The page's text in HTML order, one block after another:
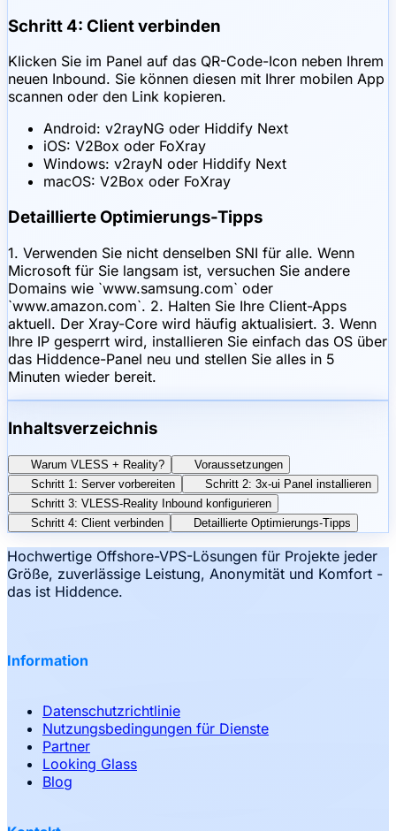
Schritt 4: Client verbinden
Klicken Sie im Panel auf das QR-Code-Icon neben Ihrem
neuen Inbound. Sie können diesen mit Ihrer mobilen App
scannen oder den Link kopieren.
Android: v2rayNG oder Hiddify Next
iOS: V2Box oder FoXray
Windows: v2rayN oder Hiddify Next
macOS: V2Box oder FoXray
Detaillierte Optimierungs-Tipps
1. Verwenden Sie nicht denselben SNI für alle. Wenn
Microsoft für Sie langsam ist, versuchen Sie andere
Domains wie `www.samsung.com` oder
`www.amazon.com`. 2. Halten Sie Ihre Client-Apps
aktuell. Der Xray-Core wird häufig aktualisiert. 3. Wenn
Ihre IP gesperrt wird, installieren Sie einfach das OS über
das Hiddence-Panel neu und stellen Sie alles in 5
Minuten wieder bereit.
Inhaltsverzeichnis
Warum VLESS + Reality?
Voraussetzungen
Schritt 1: Server vorbereiten
Schritt 2: 3x-ui Panel installieren
Schritt 3: VLESS-Reality Inbound konfigurieren
Schritt 4: Client verbinden
Detaillierte Optimierungs-Tipps
Hochwertige Offshore-VPS-Lösungen für Projekte jeder
Größe, zuverlässige Leistung, Anonymität und Komfort -
das ist Hiddence.
Information
Datenschutzrichtlinie
Nutzungsbedingungen für Dienste
Partner
Looking Glass
Blog